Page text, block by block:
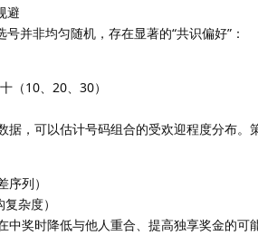
避
并非均匀随机，存在显著的“共识偏好”：
（10、20、30）
据，可以估计号码组合的受欢迎程度分布。
列）
杂度）
奖时降低与他人重合、提高独享奖金的可能